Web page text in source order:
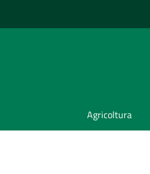
Agricoltura